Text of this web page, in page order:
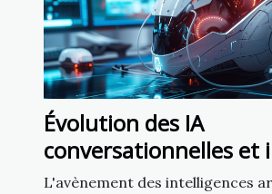
Évolution des IA
conversationnelles et
sur la liberté
L'avènement des intelligences